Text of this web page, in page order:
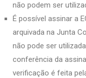
não podem ser
É possível assinar a
arquivada na Junta
não pode ser
conferência da
verificação é feita